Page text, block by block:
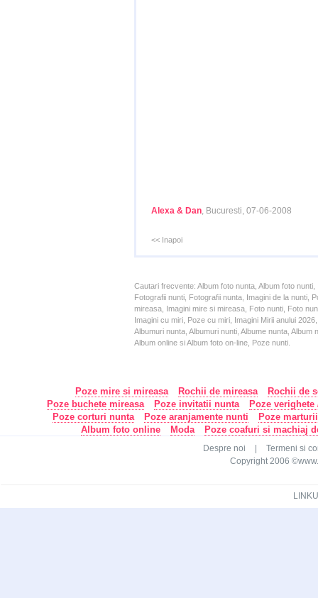
Alexa & Dan, Bucuresti, 07-06-2008
<< Inapoi
Cautari frecvente: Album foto nunta, Album foto
Fotografii nunti, Fotografii nunta, Imagini de la nunti,
mireasa, Imagini mire si mireasa, Foto nunti, Foto
Imagini cu miri, Poze cu miri, Imagini Mirii anului
Albumuri nunta, Albumuri nunti, Albume nunta,
Album online si Album foto on-line, Poze nunti.
Poze mire si mireasa Rochii de mireasa
Rochii de
Poze buchete mireasa
Poze invitatii nunta
Poze
Poze corturi nunta
Poze aranjamente nunti
Poze
Album foto online
Moda Poze coafuri si machiaj
Despre noi
Termeni si
Copyright 2006